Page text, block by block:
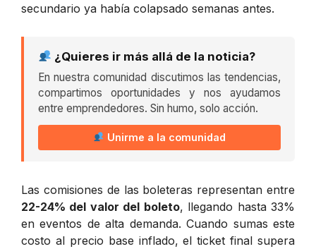
secundario ya había colapsado semanas antes.
¿Quieres ir más allá de la noticia?
En nuestra comunidad discutimos las tendencias,
compartimos oportunidades y nos ayudamos
entre emprendedores. Sin humo, solo acción.
Unirme a la comunidad
Las comisiones de las boleteras representan entre
22-24% del valor del boleto, llegando hasta 33%
en eventos de alta demanda. Cuando sumas este
costo al precio base inflado, el ticket final supera